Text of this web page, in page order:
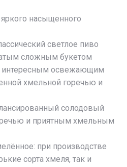
насыщенного
светлое пиво
сложным букетом
интересным освежающим
хмельной горечью и
солодовый
и приятным хмельным
при производстве
сорта хмеля, так и